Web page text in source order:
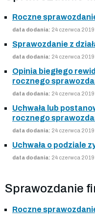
Roczne
data dodania: 24 czerwca 2019
Sprawozdanie z
data dodania: 24 czerwca 2019
Opinia biegłego
rocznego
data dodania: 24 czerwca 2019
Uchwała lub
rocznego
data dodania: 24 czerwca 2019
Uchwała o podziale
data dodania: 24 czerwca 2019
Sprawozdanie
Roczne